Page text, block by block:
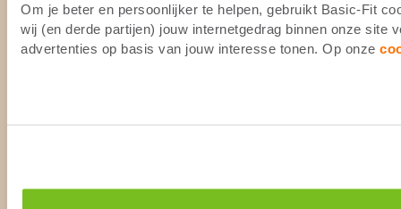
Om je beter en persoonlijker te helpen, gebruikt Basic-Fit
wij (en derde partijen) jouw internetgedrag binnen onze site
advertenties op basis van jouw interesse tonen. Op onze